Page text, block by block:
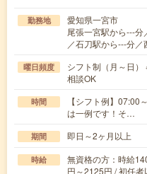
勤務地
愛知県一宮市
尾張一宮駅から---
／石刀駅から---分
曜日頻度
シフト制（月～日
相談OK
時間
【シフト例】
は一例です！そ…
期間 即日～2ヶ月以上
時給
無資格の方：時給
円～2125円 / 初任